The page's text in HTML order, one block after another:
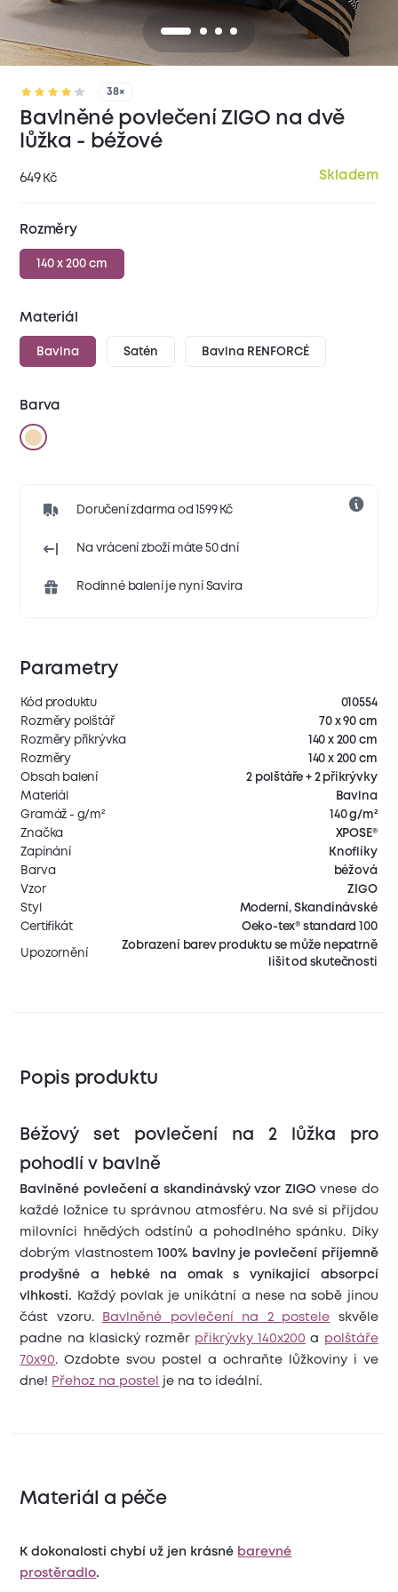
38×
Bavlněné povlečení ZIGO na dvě
lůžka - béžové
649 Kč Skladem
Rozměry
140 x 200 cm
Materiál
Bavlna Satén Bavlna RENFORCÉ
Barva
Doručení zdarma od 1599 Kč
Na vrácení zboží máte 50 dní
Rodinné balení je nyní Savira
Parametry
Kód produktu
010554
Rozměry polštář
70 x 90 cm
Rozměry přikrývka
140 x 200 cm
Rozměry
140 x 200 cm
Obsah balení
2 polštáře + 2 přikrývky
Materiál
Bavlna
Gramáž - g/m²
140 g/m²
Značka
XPOSE®
Zapínání
Knoflíky
Barva
béžová
Vzor
ZIGO
Styl
Moderní, Skandinávské
Certifikát
Oeko-tex® standard 100
Upozornění
Zobrazení barev produktu se může nepatrně
lišit od skutečnosti
Popis produktu
Béžový set povlečení na 2 lůžka pro
pohodlí v bavlně
Bavlněné povlečení a skandinávský vzor ZIGO vnese do
každé ložnice tu správnou atmosféru. Na své si přijdou
milovníci hnědých odstínů a pohodlného spánku. Díky
dobrým vlastnostem
100% bavlny je povlečení příjemně
prodyšné a hebké na omak s vynikající absorpcí
vlhkosti.
Každý povlak je unikátní a nese na sobě jinou
část vzoru.
Bavlněné povlečení na 2 postele
skvěle
padne na klasický rozměr přikrývky 140x200 a
polštáře
70x90. Ozdobte svou postel a ochraňte lůžkoviny i ve
dne! Přehoz na postel je na to ideální.
Materiál a péče
K dokonalosti chybí už jen krásné barevné
prostěradlo.